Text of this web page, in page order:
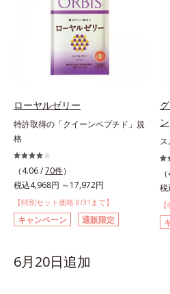
ローヤルゼリー
特許取得の「クイーンペプチド」規
格
（4.06 /70件）
税込4,968円 ～17,972円
【特別セット価格 8/31まで】
キャンペーン 通販限定
ン
税
6月20日追加